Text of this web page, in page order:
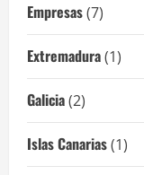
Empresas(7)
Extremadura(1)
Galicia(2)
Islas Canarias(1)